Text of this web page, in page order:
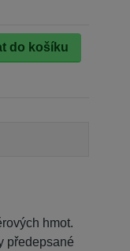
do košíku
hmot.
předepsané